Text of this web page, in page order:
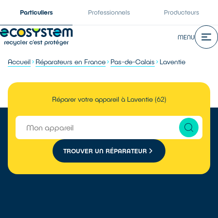
Particuliers Professionnels Producteurs
MENU
Accueil Réparateurs en France Pas-de-Calais Laventie
Réparer votre appareil à Laventie (62)
TROUVER UN RÉPARATEUR